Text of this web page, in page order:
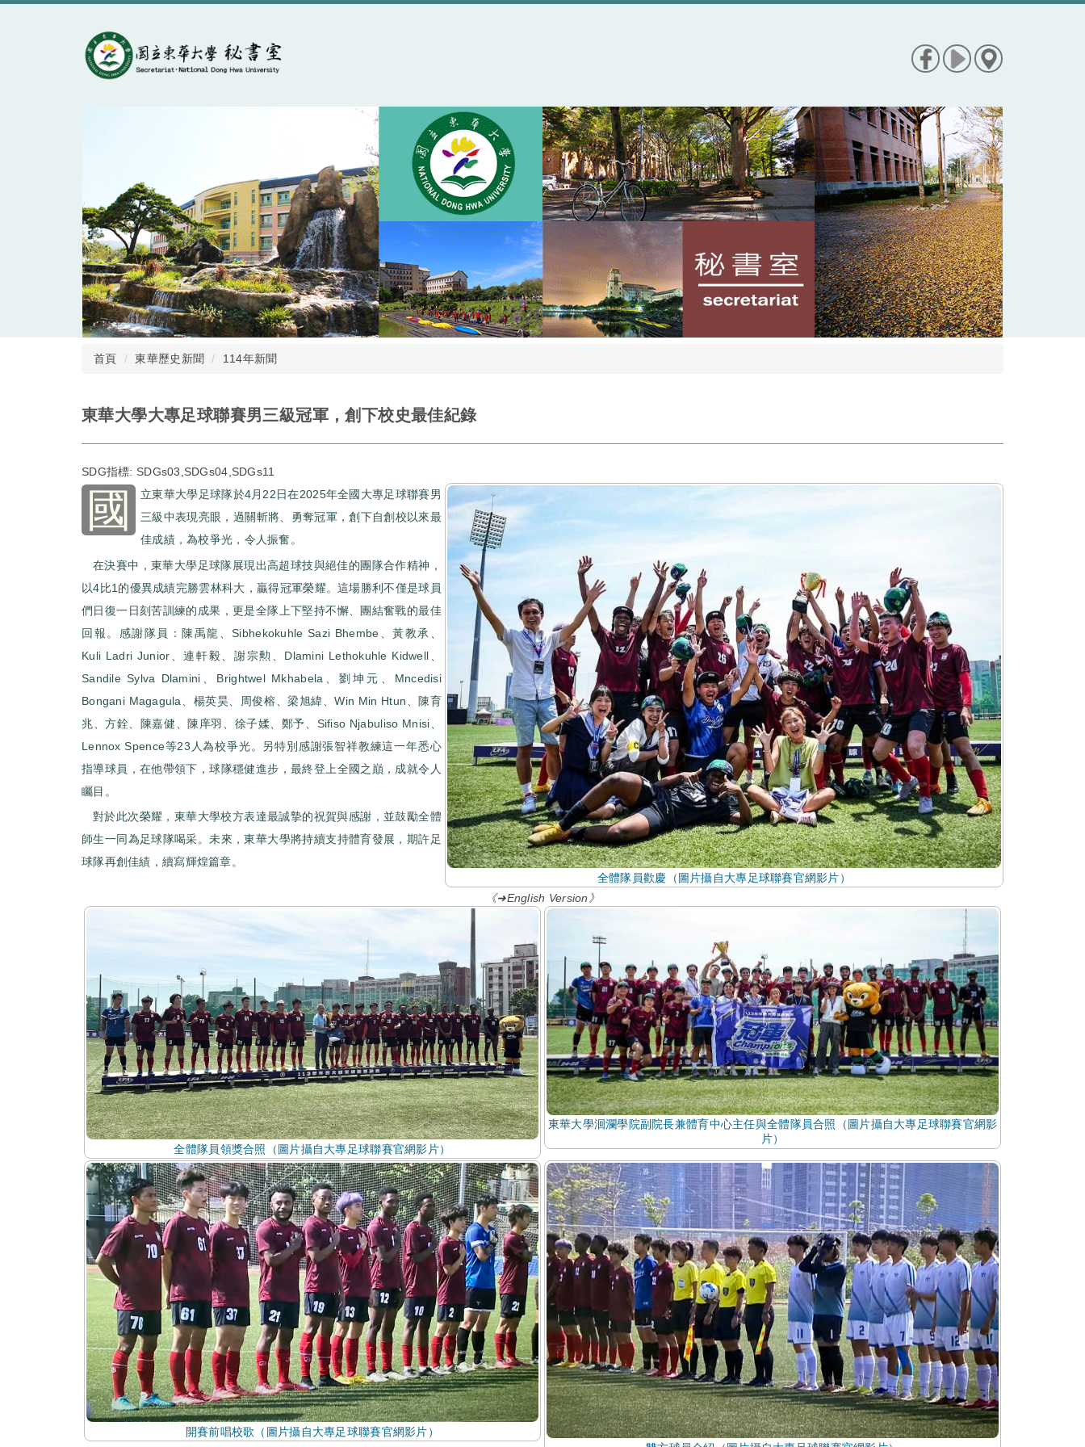
首頁 東華歷史新聞 114年新聞
東華大學大專足球聯賽男三級冠軍，創下校史最佳紀錄
SDG指標: SDGs03,SDGs04,SDGs11
全體隊員歡慶（圖片攝自大專足球聯賽官網影片）
國
立東華大學足球隊於4月22日在2025年全國大專足球聯賽男
三級中表現亮眼，過關斬將、勇奪冠軍，創下自創校以來最
佳成績，為校爭光，令人振奮。
在決賽中，東華大學足球隊展現出高超球技與絕佳的團隊合作精神，
以4比1的優異成績完勝雲林科大，贏得冠軍榮耀。這場勝利不僅是球員
們日復一日刻苦訓練的成果，更是全隊上下堅持不懈、團結奮戰的最佳
回報。感謝隊員：陳禹龍、Sibhekokuhle Sazi Bhembe、黃教承、
Kuli Ladri Junior、連軒毅、謝宗勲、Dlamini Lethokuhle Kidwell、
Sandile Sylva Dlamini、Brightwel Mkhabela、劉坤元、Mncedisi
Bongani Magagula、楊英昊、周俊榕、梁旭緯、Win Min Htun、陳育
兆、方銓、陳嘉健、陳庠羽、徐子媃、鄭予、Sifiso Njabuliso Mnisi、
Lennox Spence等23人為校爭光。另特別感謝張智祥教練這一年悉心
指導球員，在他帶領下，球隊穩健進步，最終登上全國之巔，成就令人
矚目。
對於此次榮耀，東華大學校方表達最誠摯的祝賀與感謝，並鼓勵全體
師生一同為足球隊喝采。未來，東華大學將持續支持體育發展，期許足
球隊再創佳績，續寫輝煌篇章。
《➜English Version》
全體隊員領獎合照（圖片攝自大專足球聯賽官網影片）
東華大學洄瀾學院副院長兼體育中心主任與全體隊員合照（圖片攝自大專足球聯賽官網影
片）
開賽前唱校歌（圖片攝自大專足球聯賽官網影片）